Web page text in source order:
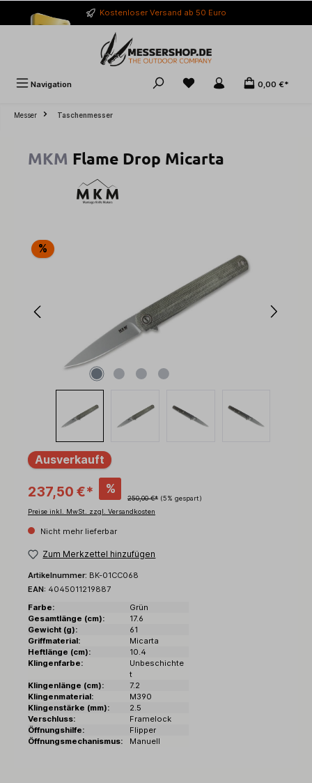
springen Kostenloser Versand ab 50 Euro
Navigation 0,00 €*
Messer Taschenmesser
MKM Flame Drop Micarta
Bildergalerie überspringen
%
Ausverkauft
237,50 €* %
250,00 €* (5% gespart)
Preise inkl. MwSt. zzgl. Versandkosten
Nicht mehr lieferbar
Zum Merkzettel hinzufügen
Artikelnummer: BK-01CC068
EAN: 4045011219887
Farbe:
Grün
Gesamtlänge (cm):
17.6
Gewicht (g):
61
Griffmaterial:
Micarta
Heftlänge (cm):
10.4
Klingenfarbe:
Unbeschichte
t
Klingenlänge (cm):
7.2
Klingenmaterial:
M390
Klingenstärke (mm):
2.5
Verschluss:
Framelock
Öffnungshilfe:
Flipper
Öffnungsmechanismus:
Manuell